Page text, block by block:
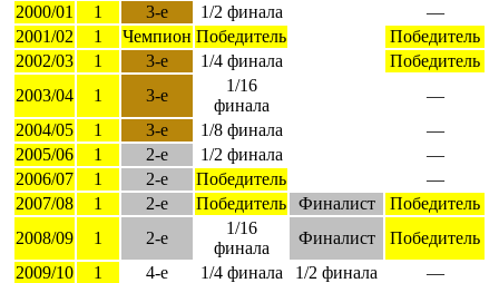
2000/01
1 3-е 1/2 финала
—
2001/02
1 Чемпион Победитель
Победитель
2002/03
1 3-е 1/4 финала
Победитель
2003/04
1 3-е
1/16
финала
—
2004/05
1 3-е 1/8 финала
—
2005/06
1 2-е 1/2 финала
—
2006/07
1 2-е Победитель
—
2007/08
1 2-е Победитель Финалист
Победитель
2008/09
1 2-е
1/16
финала
Финалист
Победитель
2009/10
1 4-е 1/4 финала 1/2 финала
—